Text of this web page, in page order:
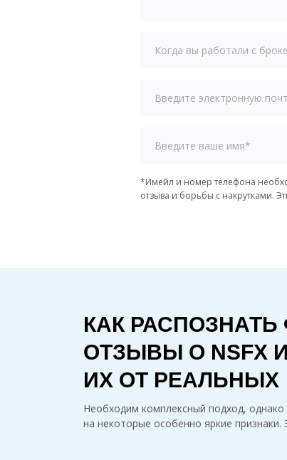
*Имейл и номер телефона
отзыва и борьбы с накрутками.
КАК
ОТЗЫВЫ О NSFX
ИХ ОТ РЕАЛЬНЫХ
Необходим комплексный подход,
на некоторые особенно яркие признаки.